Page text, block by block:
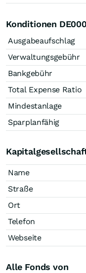
Konditionen
Ausgabeaufschlag
Verwaltungsgebühr
Bankgebühr
Total Expense Ratio
Mindestanlage
Sparplanfähig
Name
Straße
Ort
Telefon
Webseite
Alle Fonds von